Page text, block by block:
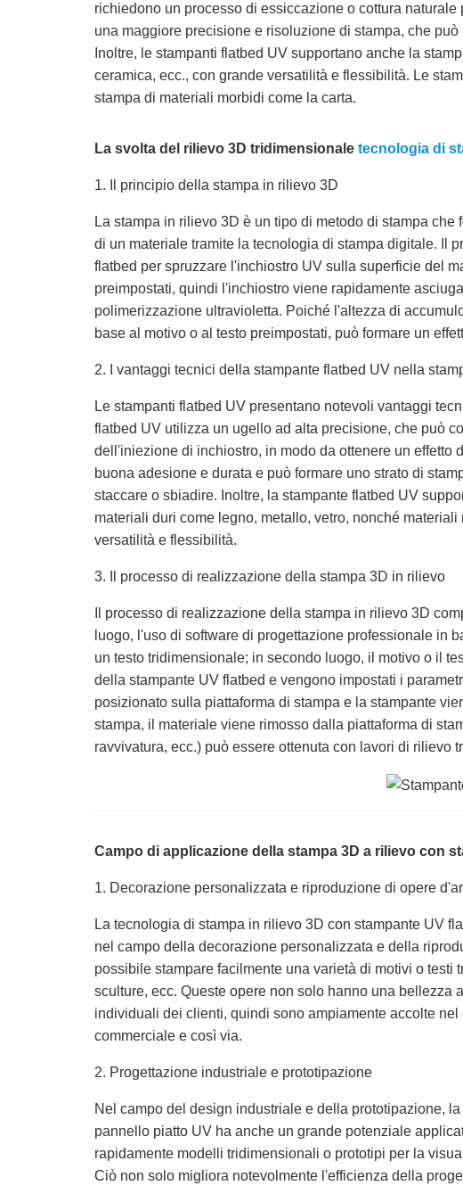
richiedono un processo di essiccazione o cottura
una maggiore precisione e risoluzione di stampa, che
Inoltre, le stampanti flatbed UV supportano anche la
ceramica, ecc., con grande versatilità e flessibilità. Le
stampa di materiali morbidi come la carta.
La svolta del rilievo 3D tridimensionale tecnologia di
1. Il principio della stampa in rilievo 3D
La stampa in rilievo 3D è un tipo di metodo di stampa
di un materiale tramite la tecnologia di stampa digitale. Il
flatbed per spruzzare l'inchiostro UV sulla superficie del
preimpostati, quindi l'inchiostro viene rapidamente
polimerizzazione ultravioletta. Poiché l'altezza di
base al motivo o al testo preimpostati, può formare un
2. I vantaggi tecnici della stampante flatbed UV nella
Le stampanti flatbed UV presentano notevoli vantaggi
flatbed UV utilizza un ugello ad alta precisione, che può
dell'iniezione di inchiostro, in modo da ottenere un
buona adesione e durata e può formare uno strato di
staccare o sbiadire. Inoltre, la stampante flatbed UV
materiali duri come legno, metallo, vetro, nonché
versatilità e flessibilità.
3. Il processo di realizzazione della stampa 3D in rilievo
Il processo di realizzazione della stampa in rilievo 3D
luogo, l'uso di software di progettazione professionale in
un testo tridimensionale; in secondo luogo, il motivo o il
della stampante UV flatbed e vengono impostati i
posizionato sulla piattaforma di stampa e la stampante
stampa, il materiale viene rimosso dalla piattaforma di
ravvivatura, ecc.) può essere ottenuta con lavori di rilievo
Campo di applicazione della stampa 3D a rilievo con
1. Decorazione personalizzata e riproduzione di opere
La tecnologia di stampa in rilievo 3D con stampante UV
nel campo della decorazione personalizzata e della
possibile stampare facilmente una varietà di motivi o
sculture, ecc. Queste opere non solo hanno una
individuali dei clienti, quindi sono ampiamente accolte
commerciale e così via.
2. Progettazione industriale e prototipazione
Nel campo del design industriale e della prototipazione,
pannello piatto UV ha anche un grande potenziale
rapidamente modelli tridimensionali o prototipi per la
Ciò non solo migliora notevolmente l'efficienza della